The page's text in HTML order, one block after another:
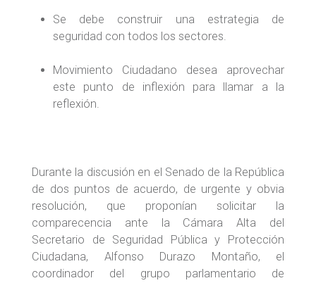
Se debe construir una estrategia de
seguridad con todos los sectores.
Movimiento Ciudadano desea aprovechar
este punto de inflexión para llamar a la
reflexión.
Durante la discusión en el Senado de la República
de dos puntos de acuerdo, de urgente y obvia
resolución, que proponían solicitar la
comparecencia ante la Cámara Alta del
Secretario de Seguridad Pública y Protección
Ciudadana, Alfonso Durazo Montaño, el
coordinador del grupo parlamentario de